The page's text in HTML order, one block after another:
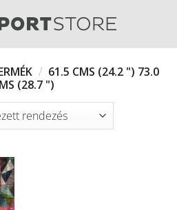
/ 61.5 CMS (24.2 ") 73.0
(28.7 ")